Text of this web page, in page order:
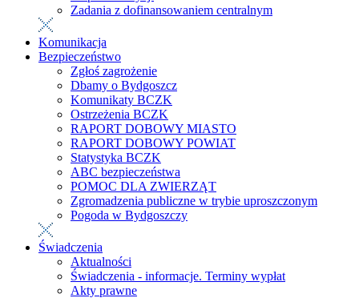
Zadania z dofinansowaniem centralnym
Komunikacja
Bezpieczeństwo
Zgłoś zagrożenie
Dbamy o Bydgoszcz
Komunikaty BCZK
Ostrzeżenia BCZK
RAPORT DOBOWY MIASTO
RAPORT DOBOWY POWIAT
Statystyka BCZK
ABC bezpieczeństwa
POMOC DLA ZWIERZĄT
Zgromadzenia publiczne w trybie uproszczonym
Pogoda w Bydgoszczy
Świadczenia
Aktualności
Świadczenia - informacje. Terminy wypłat
Akty prawne